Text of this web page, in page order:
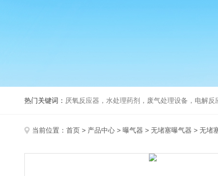
热门关键词： 厌氧反应器，水处理药剂，废气处理设备，电解
当前位置： 首页 > 产品中心 > 曝气器 > 无堵塞曝气器 > 无堵